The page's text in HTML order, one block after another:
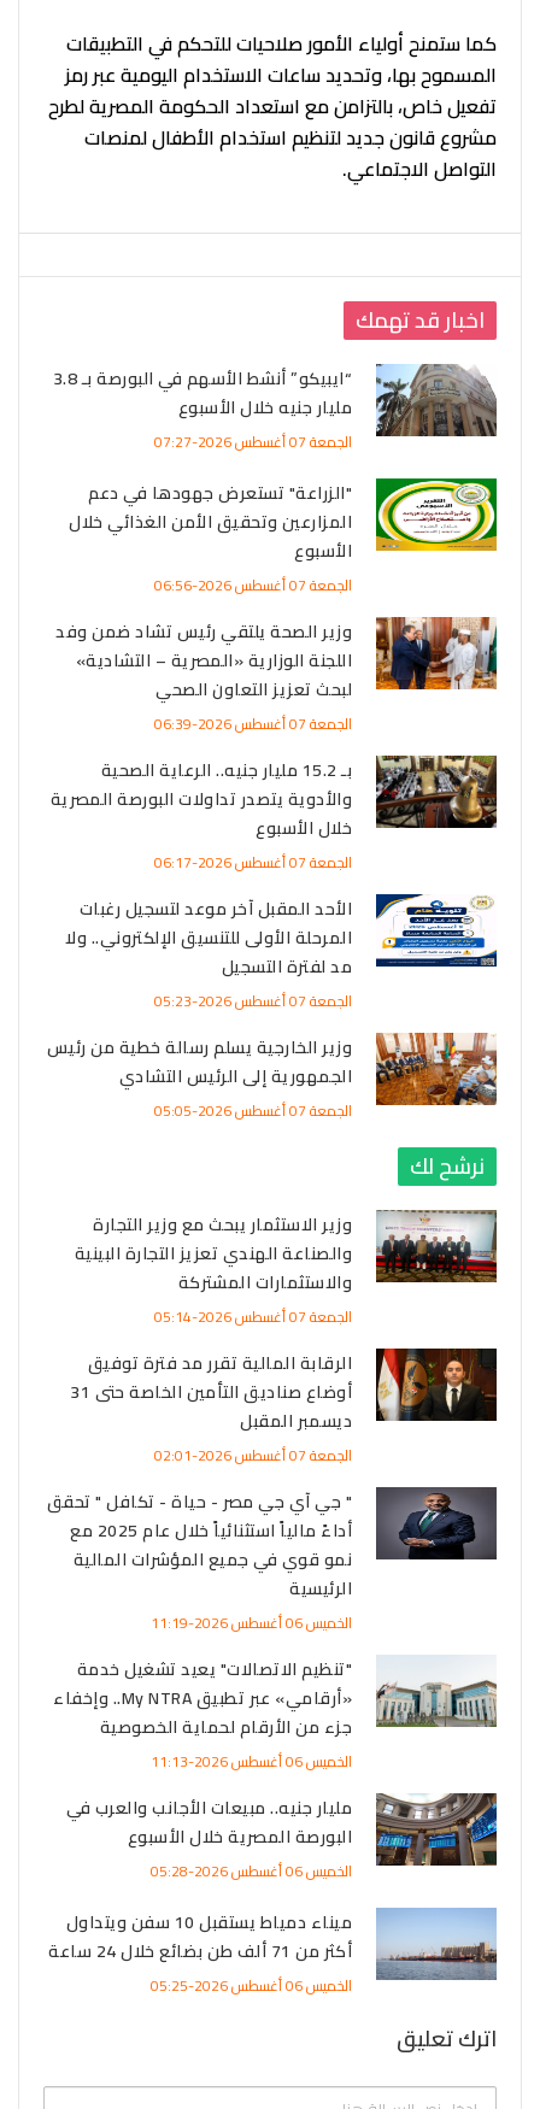
كما ستمنح أولياء الأمور صلاحيات للتحكم في التطبيقات
المسموح بها، وتحديد ساعات الاستخدام اليومية عبر رمز
تفعيل خاص، بالتزامن مع استعداد الحكومة المصرية لطرح
مشروع قانون جديد لتنظيم استخدام الأطفال لمنصات
التواصل الاجتماعي.
اخبار قد تهمك
“ايبيكو” أنشط الأسهم في البورصة بـ 3.8
مليار جنيه خلال الأسبوع
الجمعة 07 أغسطس 2026-07:27
"الزراعة" تستعرض جهودها في دعم
المزارعين وتحقيق الأمن الغذائي خلال
الأسبوع
الجمعة 07 أغسطس 2026-06:56
وزير الصحة يلتقي رئيس تشاد ضمن وفد
اللجنة الوزارية «المصرية – التشادية»
لبحث تعزيز التعاون الصحي
الجمعة 07 أغسطس 2026-06:39
بـ 15.2 مليار جنيه.. الرعاية الصحية
والأدوية يتصدر تداولات البورصة المصرية
خلال الأسبوع
الجمعة 07 أغسطس 2026-06:17
الأحد المقبل آخر موعد لتسجيل رغبات
المرحلة الأولى للتنسيق الإلكتروني.. ولا
مد لفترة التسجيل
الجمعة 07 أغسطس 2026-05:23
وزير الخارجية يسلم رسالة خطية من رئيس
الجمهورية إلى الرئيس التشادي
الجمعة 07 أغسطس 2026-05:05
نرشح لك
وزير الاستثمار يبحث مع وزير التجارة
والصناعة الهندي تعزيز التجارة البينية
والاستثمارات المشتركة
الجمعة 07 أغسطس 2026-05:14
الرقابة المالية تقرر مد فترة توفيق
أوضاع صناديق التأمين الخاصة حتى 31
ديسمبر المقبل
الجمعة 07 أغسطس 2026-02:01
" جي آي جي مصر - حياة - تكافل " تحقق
أداءً مالياً استثنائياً خلال عام 2025 مع
نمو قوي في جميع المؤشرات المالية
الرئيسية
الخميس 06 أغسطس 2026-11:19
"تنظيم الاتصالات" يعيد تشغيل خدمة
«أرقامي» عبر تطبيق My NTRA.. وإخفاء
جزء من الأرقام لحماية الخصوصية
الخميس 06 أغسطس 2026-11:13
مليار جنيه.. مبيعات الأجانب والعرب في
البورصة المصرية خلال الأسبوع
الخميس 06 أغسطس 2026-05:28
ميناء دمياط يستقبل 10 سفن ويتداول
أكثر من 71 ألف طن بضائع خلال 24 ساعة
الخميس 06 أغسطس 2026-05:25
اترك تعليق